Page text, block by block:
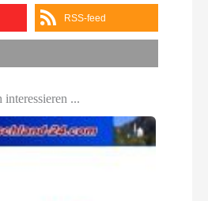
RSS-feed
interessieren ...